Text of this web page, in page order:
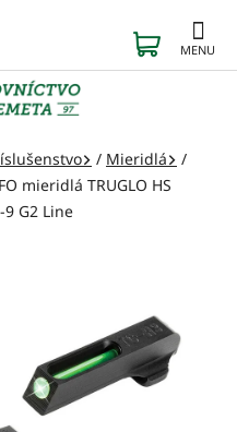
KOŠÍK
/ Mieridlá
/
mieridlá TRUGLO HS
9 G2 Line